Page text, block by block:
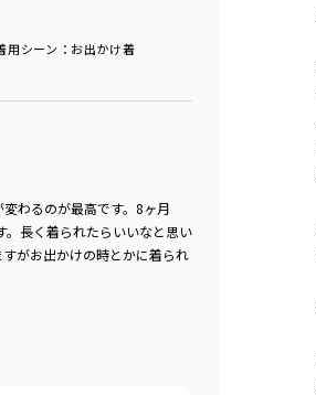
用シーン ：お出かけ着
わるのが最高です。8ヶ月
長く着られたらいいなと思い
がお出かけの時とかに着られ